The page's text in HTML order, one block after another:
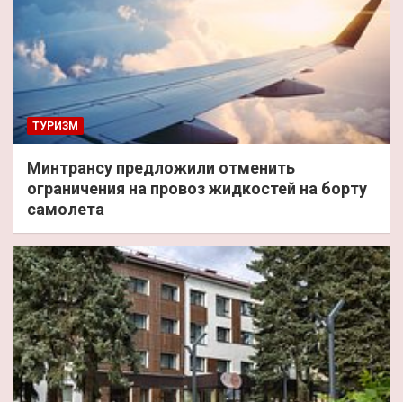
ТУРИЗМ
Минтрансу предложили отменить
ограничения на провоз жидкостей на борту
самолета